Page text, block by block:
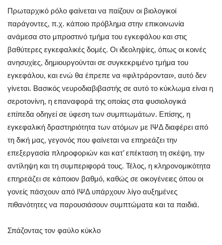
Πρωταρχικό ρόλο φαίνεται να παίζουν οι βιολογικοί
παράγοντες, π.χ. κάποιο πρόβλημα στην επικοινωνία
ανάμεσα στο μπροστινό τμήμα του εγκεφάλου και στις
βαθύτερες εγκεφαλικές δομές. Οι ιδεοληψίες, όπως οι κοινές
ανησυχίες, δημιουργούνται σε συγκεκριμένο τμήμα του
εγκεφάλου, και ενώ θα έπρεπε να «φιλτράρονται», αυτό δεν
γίνεται. Βασικός νευροδιαβιβαστής σε αυτό το κύκλωμα είναι η
σεροτονίνη, η επαναφορά της οποίας στα φυσιολογικά
επίπεδα οδηγεί σε ύφεση των συμπτωμάτων. Επίσης, η
εγκεφαλική δραστηριότητα των ατόμων με ΙΨΔ διαφέρει από
τη δική μας, γεγονός που φαίνεται να επηρεάζει την
επεξεργασία πληροφοριών και κατ’ επέκταση τη σκέψη, την
αντίληψη και τη συμπεριφορά τους. Τέλος, η κληρονομικότητα
επηρεάζει σε κάποιον βαθμό, καθώς σε οικογένειες όπου οι
γονείς πάσχουν από ΙΨΔ υπάρχουν λίγο αυξημένες
πιθανότητες να παρουσιάσουν συμπτώματα και τα παιδιά.
Σπάζοντας τον φαύλο κύκλο